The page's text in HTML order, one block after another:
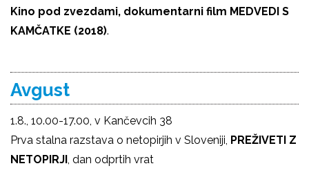
Kino pod zvezdami, dokumentarni film MEDVEDI S
KAMČATKE (2018).
Avgust
1.8., 10.00-17.00, v Kančevcih 38
Prva stalna razstava o netopirjih v Sloveniji, PREŽIVETI Z
NETOPIRJI , dan odprtih vrat